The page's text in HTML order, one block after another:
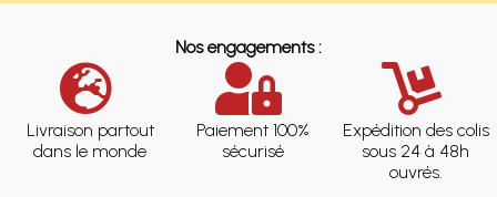
Nos engagements :
Livraison partout
dans le monde
Paiement 100%
sécurisé
Expédition des colis
sous 24 à 48h
ouvrés.